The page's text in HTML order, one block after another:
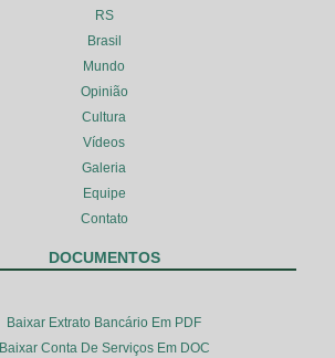
RS
Brasil
Mundo
Opinião
Cultura
Vídeos
Galeria
Equipe
Contato
DOCUMENTOS
Baixar Extrato Bancário Em PDF
Baixar Conta De Serviços Em DOC